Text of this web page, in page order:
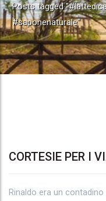
Posts tagged
#saponenaturale"
CORTESIE PER I
Rinaldo era un contadino